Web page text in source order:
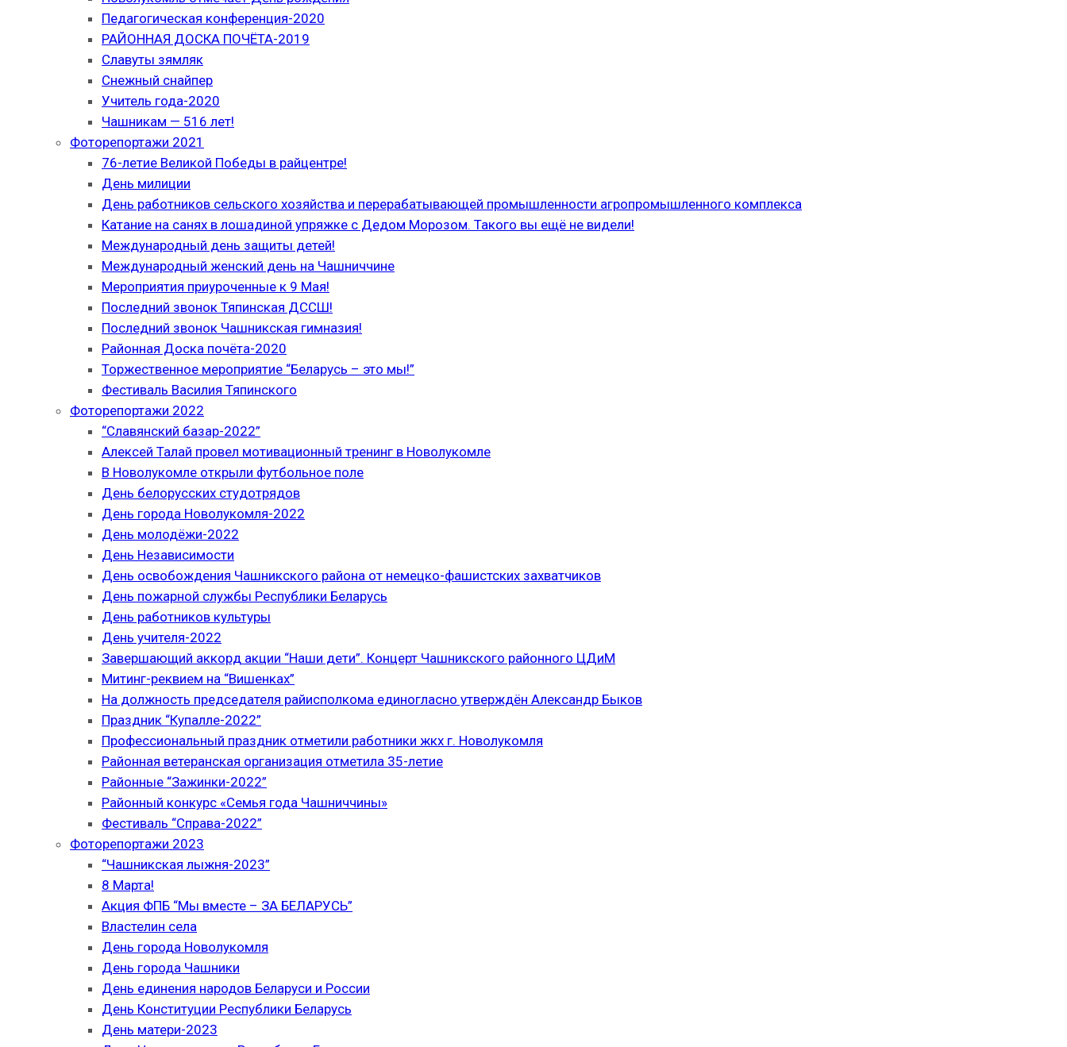
Педагогическая конференция-2020
РАЙОННАЯ ДОСКА ПОЧЁТА-2019
Славуты зямляк
Снежный снайпер
Учитель года-2020
Чашникам — 516 лет!
Фоторепортажи 2021
76-летие Великой Победы в райцентре!
День милиции
День работников сельского хозяйства и перерабатывающей промышленности агропромышленного комплекса
Катание на санях в лошадиной упряжке с Дедом Морозом. Такого вы ещё не видели!
Международный день защиты детей!
Международный женский день на Чашниччине
Мероприятия приуроченные к 9 Мая!
Последний звонок Тяпинская ДССШ!
Последний звонок Чашникская гимназия!
Районная Доска почёта-2020
Торжественное мероприятие “Беларусь – это мы!”
Фестиваль Василия Тяпинского
Фоторепортажи 2022
“Славянский базар-2022”
Алексей Талай провел мотивационный тренинг в Новолукомле
В Новолукомле открыли футбольное поле
День белорусских студотрядов
День города Новолукомля-2022
День молодёжи-2022
День Независимости
День освобождения Чашникского района от немецко-фашистских захватчиков
День пожарной службы Республики Беларусь
День работников культуры
День учителя-2022
Завершающий аккорд акции “Наши дети”. Концерт Чашникского районного ЦДиМ
Митинг-реквием на “Вишенках”
На должность председателя райисполкома единогласно утверждён Александр Быков
Праздник “Купалле-2022”
Профессиональный праздник отметили работники жкх г. Новолукомля
Районная ветеранская организация отметила 35-летие
Районные “Зажинки-2022”
Районный конкурс «Семья года Чашниччины»
Фестиваль “Справа-2022”
Фоторепортажи 2023
“Чашникская лыжня-2023”
8 Марта!
Акция ФПБ “Мы вместе – ЗА БЕЛАРУСЬ”
Властелин села
День города Новолукомля
День города Чашники
День единения народов Беларуси и России
День Конституции Республики Беларусь
День матери-2023